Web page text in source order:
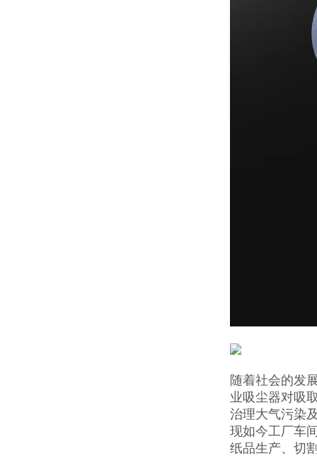
随着社会的发
业吸尘器对吸
治理大气污染
现如今工厂车
纸品生产、切